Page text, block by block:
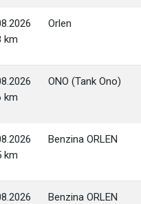
km
Orlen
km
ONO (Tank Ono)
km
Benzina ORLEN
Benzina ORLEN